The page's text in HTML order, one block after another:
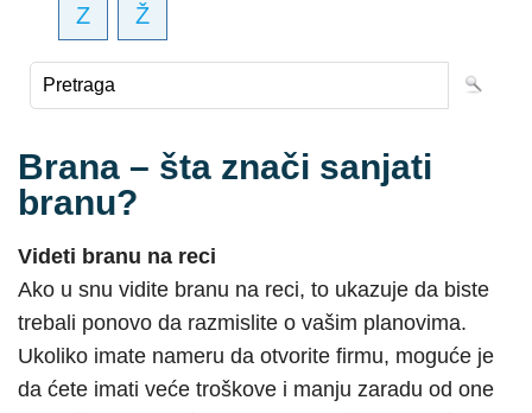
Z Ž
Brana – šta znači sanjati
branu?
Videti branu na reci
Ako u snu vidite branu na reci, to ukazuje da biste
trebali ponovo da razmislite o vašim planovima.
Ukoliko imate nameru da otvorite firmu, moguće je
da ćete imati veće troškove i manju zaradu od one